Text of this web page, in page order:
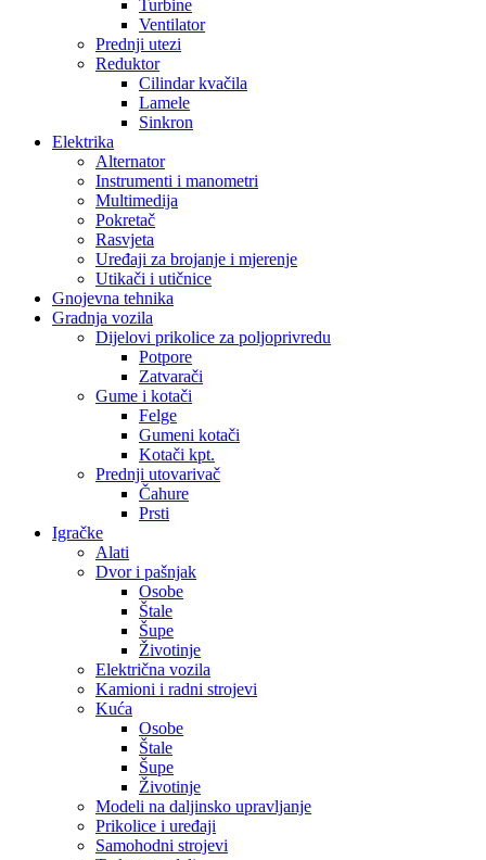
Turbine
Ventilator
Prednji utezi
Reduktor
Cilindar kvačila
Lamele
Sinkron
Elektrika
Alternator
Instrumenti i manometri
Multimedija
Pokretač
Rasvjeta
Uređaji za brojanje i mjerenje
Utikači i utičnice
Gnojevna tehnika
Gradnja vozila
Dijelovi prikolice za poljoprivredu
Potpore
Zatvarači
Gume i kotači
Felge
Gumeni kotači
Kotači kpt.
Prednji utovarivač
Čahure
Prsti
Igračke
Alati
Dvor i pašnjak
Osobe
Štale
Šupe
Životinje
Električna vozila
Kamioni i radni strojevi
Kuća
Osobe
Štale
Šupe
Životinje
Modeli na daljinsko upravljanje
Prikolice i uređaji
Samohodni strojevi